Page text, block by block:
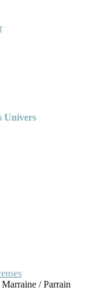
Univers
Marraine /Parrain